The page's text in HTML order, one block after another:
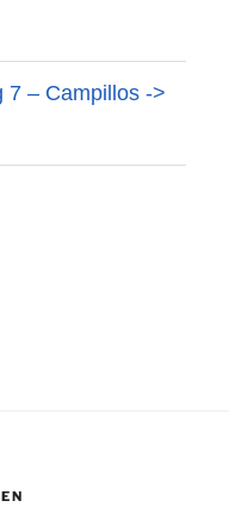
7 – Campillos ->